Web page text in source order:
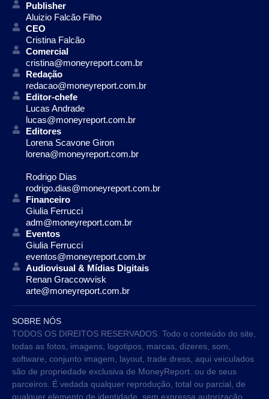
Publisher
Aluizio Falcão Filho
CEO
Cristina Falcão
Comercial
cristina@moneyreport.com.br
Redação
redacao@moneyreport.com.br
Editor-chefe
Lucas Andrade
lucas@moneyreport.com.br
Editores
Lorena Scavone Giron
lorena@moneyreport.com.br
Rodrigo Dias
rodrigo.dias@moneyreport.com.br
Financeiro
Giulia Ferrucci
adm@moneyreport.com.br
Eventos
Giulia Ferrucci
eventos@moneyreport.com.br
Audiovisual & Mídias Digitais
Renan Graccowvisk
arte@moneyreport.com.br
SOBRE NÓS
TODOS OS DIREITOS RESERVADOS. Todo o conteúdo do site,
todas as fotos, imagens, logotipos, marcas, dizeres, som,
software, conjunto imagem, layout, trade dress, aqui veiculados
são de propriedade exclusiva de MoneyReport. ou de seus
parceiros. É vedada qualquer reprodução, total ou parcial, de
qualquer elemento de identidade, sem expressa autorização.